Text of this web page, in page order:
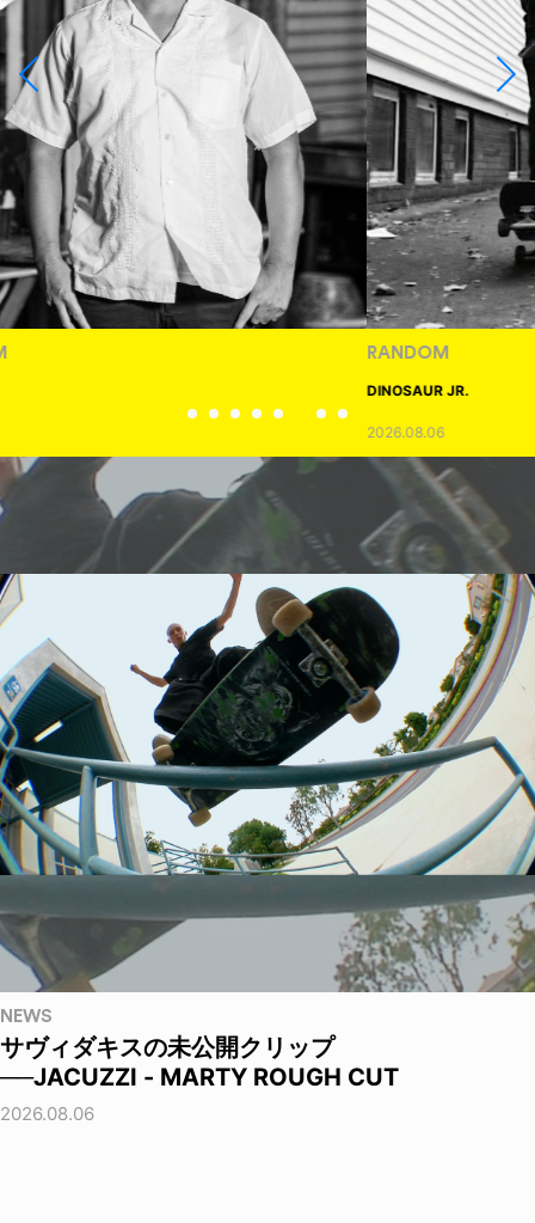
RANDOM
NEWS
サヴィダキスの未公開クリップ
──JACUZZI - MARTY ROUGH CUT
2026.08.06